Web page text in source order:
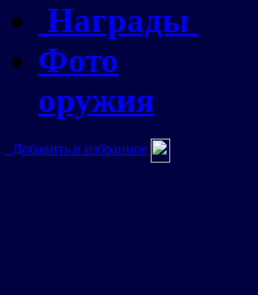
Награды
Фото
оружия
Добавить в избранное